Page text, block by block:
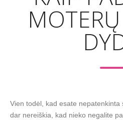
Vien todėl, kad esate nepatenkinta
dar nereiškia, kad nieko negalite